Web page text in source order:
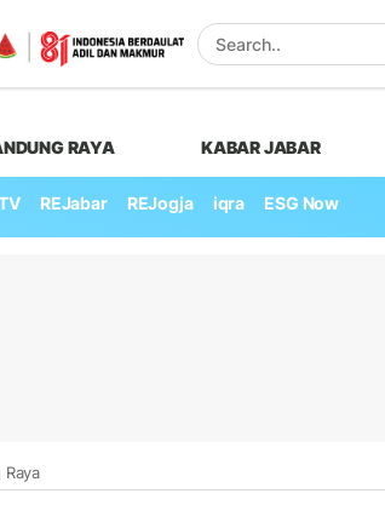
RAYA KABAR JABAR
REJabar REJogja iqra ESG Now
Raya